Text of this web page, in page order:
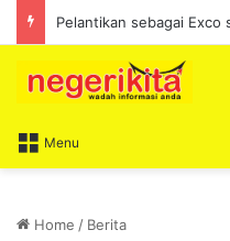
Menu
Home / Berita